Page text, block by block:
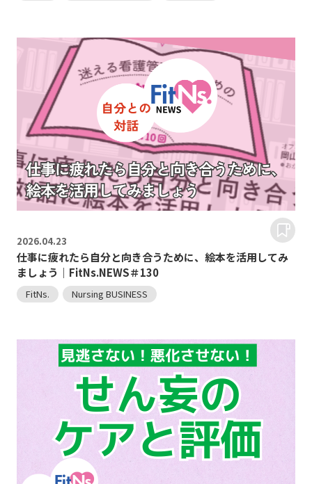
2026.04.23
仕事に疲れたら自分と向き合うために、絵本を活用してみ
ましょう｜FitNs.NEWS＃130
FitNs. Nursing BUSINESS